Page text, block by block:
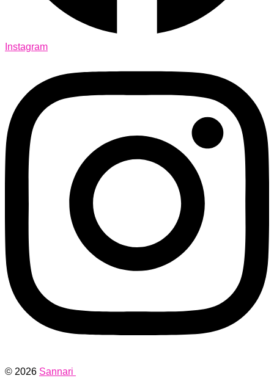
Instagram
© 2026 Sannari